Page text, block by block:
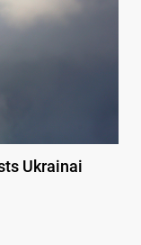
Ukrainai